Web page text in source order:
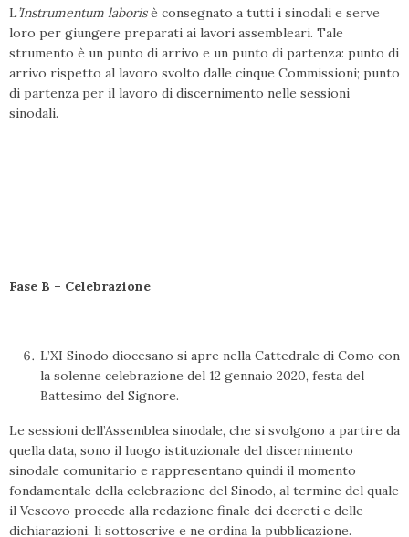
L’Instrumentum laborisè consegnato a tutti i sinodali e serve
loro per giungere preparati ai lavori assembleari. Tale
strumento è un punto di arrivo e un punto di partenza: punto di
arrivo rispetto al lavoro svolto dalle cinque Commissioni; punto
di partenza per il lavoro di discernimento nelle sessioni
sinodali.
Fase B – Celebrazione
L’XI Sinodo diocesano si apre nella Cattedrale di Como con
la solenne celebrazione del 12 gennaio 2020, festa del
Battesimo del Signore.
Le sessioni dell’Assemblea sinodale, che si svolgono a partire da
quella data, sono il luogo istituzionale del discernimento
sinodale comunitario e rappresentano quindi il momento
fondamentale della celebrazione del Sinodo, al termine del quale
il Vescovo procede alla redazione finale dei decreti e delle
dichiarazioni, li sottoscrive e ne ordina la pubblicazione.